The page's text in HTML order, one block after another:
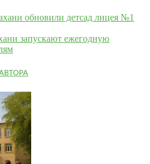
обновили детсад лицея №1
запускают ежегодную